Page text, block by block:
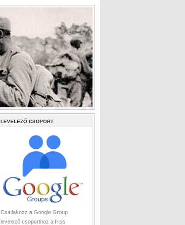
LEVELEZŐ CSOPORT
Csatlakozz a Google Group
levelező csoporthoz a friss